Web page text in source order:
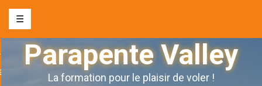
☰
Parapente Valley
La formation pour le plaisir de voler !